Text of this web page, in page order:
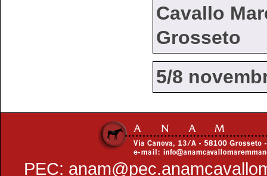
Cavallo
Grosseto
5/8
PEC: